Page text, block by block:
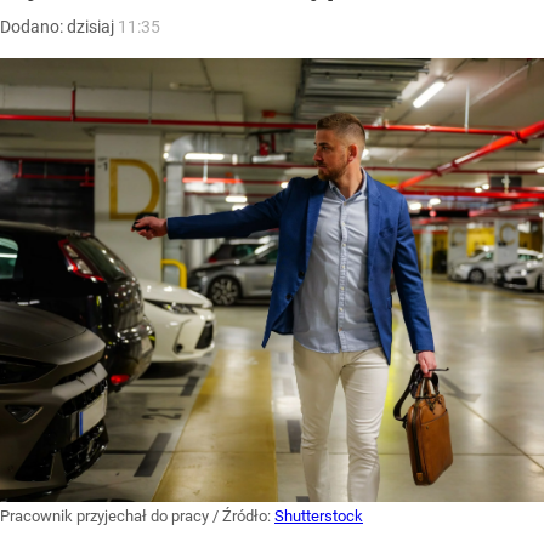
Dodano:dzisiaj 11:35
Pracownik przyjechał do pracy / Źródło: Shutterstock